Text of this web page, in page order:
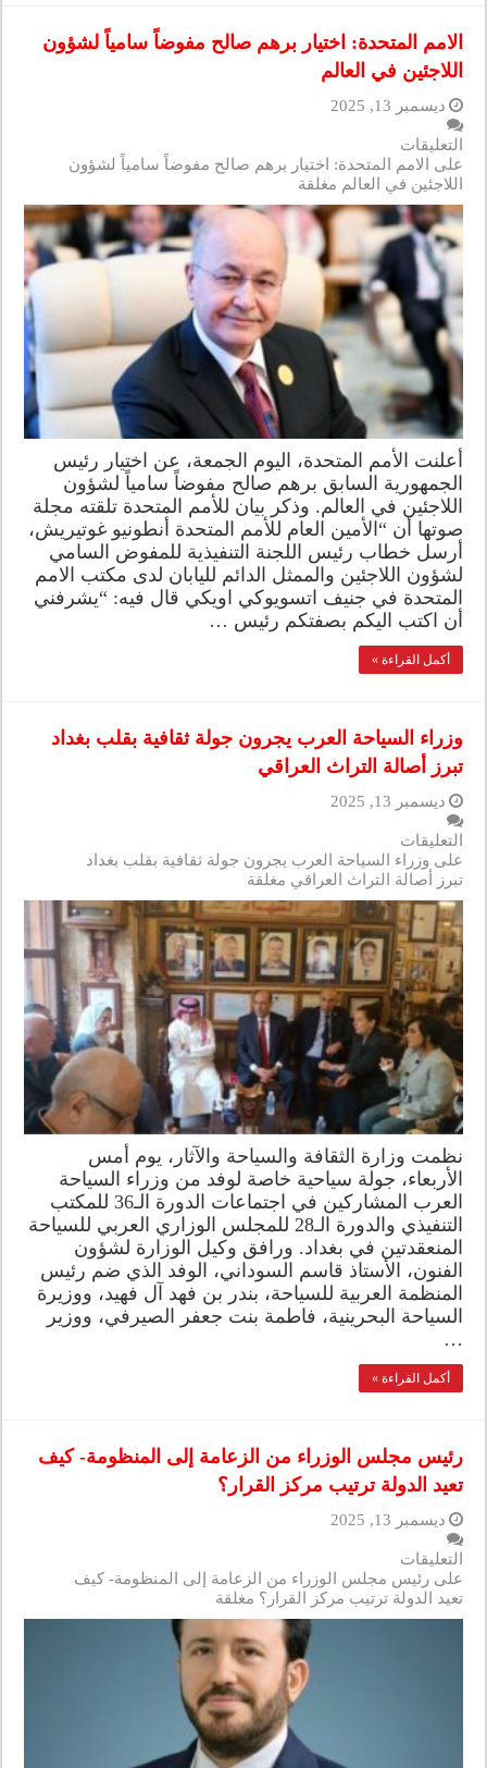
الامم المتحدة: اختيار برهم صالح مفوضاً سامياً لشؤون
اللاجئين في العالم
ديسمبر 13, 2025
التعليقات
على الامم المتحدة: اختيار برهم صالح مفوضاً سامياً لشؤون
اللاجئين في العالم مغلقة
أعلنت الأمم المتحدة، اليوم الجمعة، عن اختيار رئيس
الجمهورية السابق برهم صالح مفوضاً سامياً لشؤون
اللاجئين في العالم. وذكر بيان للأمم المتحدة تلقته مجلة
صوتها أن “الأمين العام للأمم المتحدة أنطونيو غوتيريش،
أرسل خطاب رئيس اللجنة التنفيذية للمفوض السامي
لشؤون اللاجئين والممثل الدائم لليابان لدى مكتب الامم
المتحدة في جنيف اتسويوكي اويكي قال فيه: “يشرفني
أن اكتب اليكم بصفتكم رئيس …
أكمل القراءة »
وزراء السياحة العرب يجرون جولة ثقافية بقلب بغداد
تبرز أصالة التراث العراقي
ديسمبر 13, 2025
التعليقات
على وزراء السياحة العرب يجرون جولة ثقافية بقلب بغداد
تبرز أصالة التراث العراقي مغلقة
نظمت وزارة الثقافة والسياحة والآثار، يوم أمس
الأربعاء، جولة سياحية خاصة لوفد من وزراء السياحة
العرب المشاركين في اجتماعات الدورة الـ36 للمكتب
التنفيذي والدورة الـ28 للمجلس الوزاري العربي للسياحة
المنعقدتين في بغداد. ورافق وكيل الوزارة لشؤون
الفنون، الأستاذ قاسم السوداني، الوفد الذي ضم رئيس
المنظمة العربية للسياحة، بندر بن فهد آل فهيد، ووزيرة
السياحة البحرينية، فاطمة بنت جعفر الصيرفي، ووزير
…
أكمل القراءة »
رئيس مجلس الوزراء من الزعامة إلى المنظومة- كيف
تعيد الدولة ترتيب مركز القرار؟
ديسمبر 13, 2025
التعليقات
على رئيس مجلس الوزراء من الزعامة إلى المنظومة- كيف
تعيد الدولة ترتيب مركز القرار؟ مغلقة